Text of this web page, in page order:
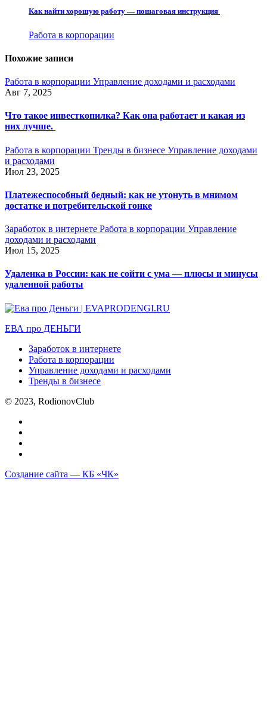
Как найти хорошую работу — пошаговая инструкция
Работа в корпорации
Похожие записи
Работа в корпорации Управление доходами и расходами
Авг 7, 2025
Что такое инвесткопилка? Как она работает и какая из
них лучше.
Работа в корпорации Тренды в бизнесе Управление доходами
и расходами
Июл 23, 2025
Платежеспособный бедный: как не утонуть в мнимом
достатке и потребительской гонке
Заработок в интернете Работа в корпорации Управление
доходами и расходами
Июл 15, 2025
Удаленка в России: как не сойти с ума — плюсы и минусы
удаленной работы
ЕВА про ДЕНЬГИ
Заработок в интернете
Работа в корпорации
Управление доходами и расходами
Тренды в бизнесе
© 2023, RodionovClub
Создание сайта — КБ «ЧК»